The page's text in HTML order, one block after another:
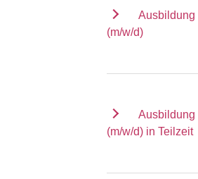
Ausbildung
(m/w/d)
Ausbildung
(m/w/d) in Teilzeit